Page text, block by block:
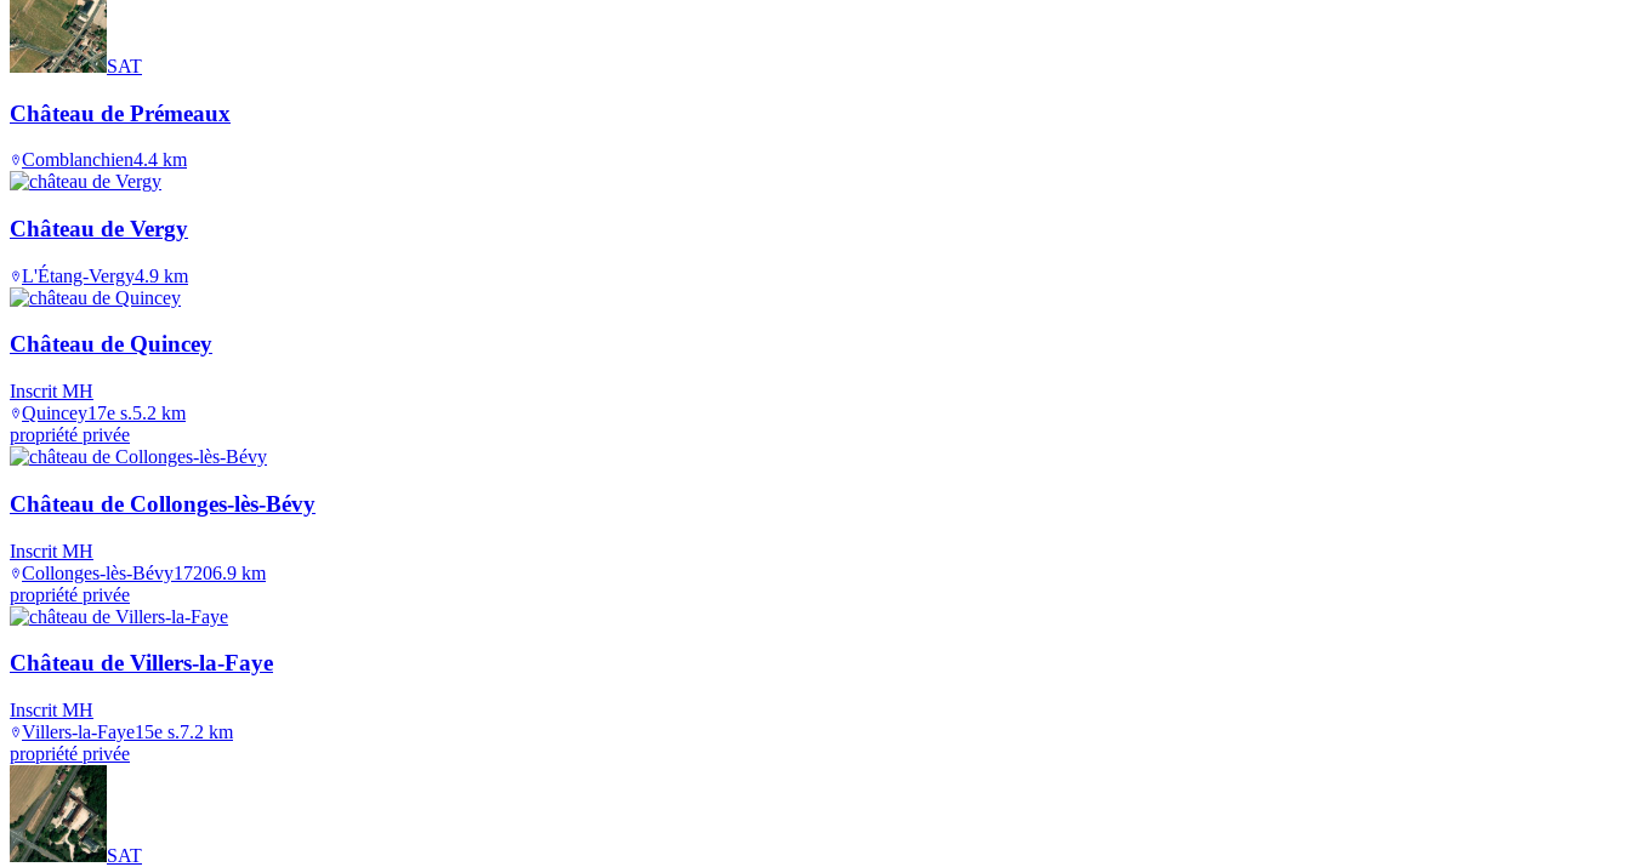
SAT
Château de Prémeaux
Comblanchien4.4 km
Château de Vergy
L'Étang-Vergy4.9 km
Château de Quincey
Inscrit MH
Quincey17e s.5.2 km
propriété privée
Château de Collonges-lès-Bévy
Inscrit MH
Collonges-lès-Bévy17206.9 km
propriété privée
Château de Villers-la-Faye
Inscrit MH
Villers-la-Faye15e s.7.2 km
propriété privée
SAT